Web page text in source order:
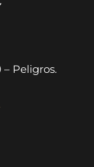
– Peligros.